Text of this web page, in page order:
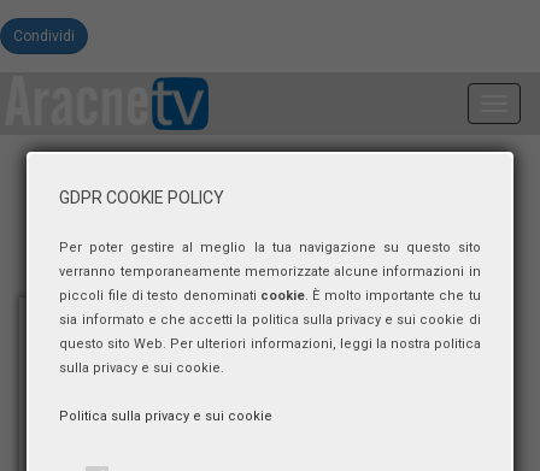
Condividi
GDPR COOKIE POLICY
Per poter gestire al meglio la tua navigazione su questo sito
verranno temporaneamente memorizzate alcune informazioni in
piccoli file di testo denominati cookie. È molto importante che tu
sia informato e che accetti la politica sulla privacy e sui cookie di
questo sito Web. Per ulteriori informazioni, leggi la nostra politica
sulla privacy e sui cookie.
Politica sulla privacy e sui cookie